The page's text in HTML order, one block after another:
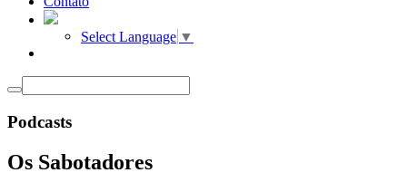
Select Language ▼
Podcasts
Os Sabotadores